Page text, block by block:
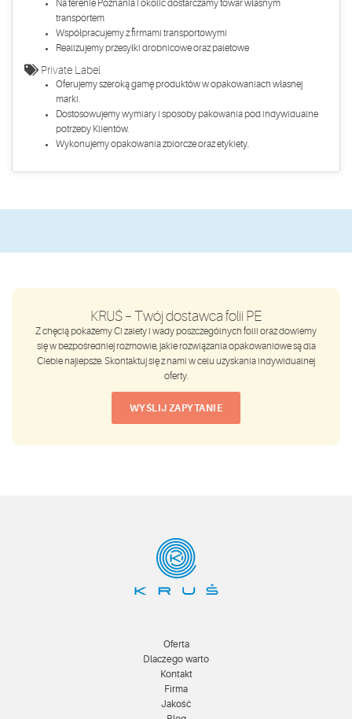
Na terenie Poznania i okolic dostarczamy towar własnym
transportem
Współpracujemy z firmami transportowymi
Realizujemy przesyłki drobnicowe oraz paletowe
Private Label
Oferujemy szeroką gamę produktów w opakowaniach własnej
marki.
Dostosowujemy wymiary i sposoby pakowania pod indywidualne
potrzeby Klientów.
Wykonujemy opakowania zbiorcze oraz etykiety.
KRUŚ – Twój dostawca folii PE
Z chęcią pokażemy Ci zalety i wady poszczególnych folii oraz dowiemy
się w bezpośredniej rozmowie, jakie rozwiązania opakowaniowe są dla
Ciebie najlepsze. Skontaktuj się z nami w celu uzyskania indywidualnej
oferty.
WYŚLIJ ZAPYTANIE
Oferta
Dlaczego warto
Kontakt
Firma
Jakość